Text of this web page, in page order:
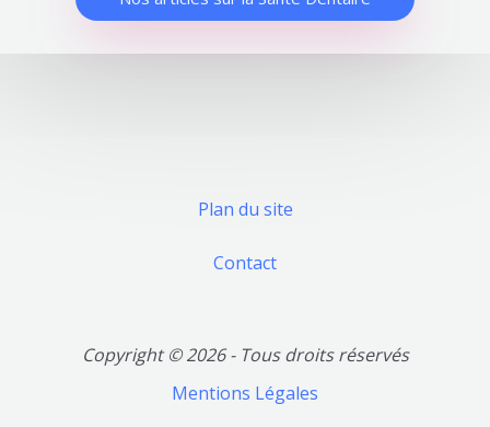
Plan du site
Contact
Copyright © 2026 - Tous droits réservés
Mentions Légales